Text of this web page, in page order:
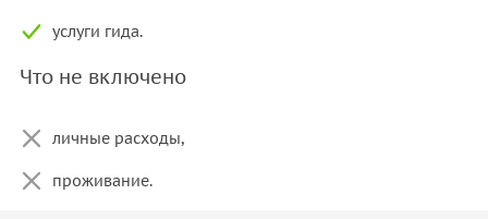
услуги гида.
Что не включено
личные расходы,
проживание.